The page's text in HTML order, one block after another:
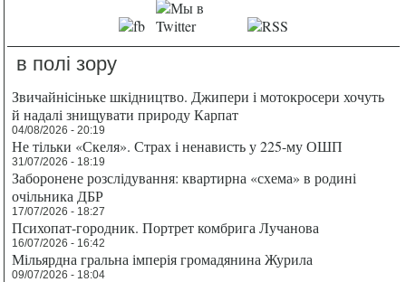
в полі зору
Звичайнісіньке шкідництво. Джипери і мотокросери хочуть
й надалі знищувати природу Карпат
04/08/2026 - 20:19
Не тільки «Скеля». Страх і ненависть у 225-му ОШП
31/07/2026 - 18:19
Заборонене розслідування: квартирна «схема» в родині
очільника ДБР
17/07/2026 - 18:27
Психопат-городник. Портрет комбрига Лучанова
16/07/2026 - 16:42
Мільярдна гральна імперія громадянина Журила
09/07/2026 - 18:04